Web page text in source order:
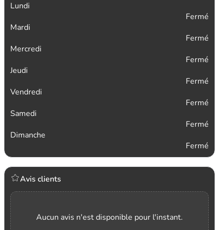
Lundi
Fermé
Mardi
Fermé
Mercredi
Fermé
Jeudi
Fermé
Vendredi
Fermé
Samedi
Fermé
Dimanche
Fermé
Avis clients
Aucun avis n'est disponible pour l'instant.